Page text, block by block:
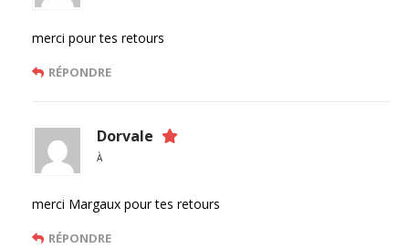
merci pour tes retours
RÉPONDRE
Dorvale
À
merci Margaux pour tes retours
RÉPONDRE